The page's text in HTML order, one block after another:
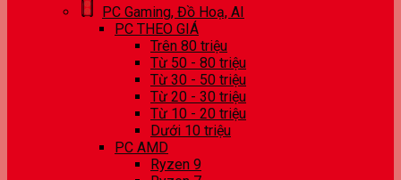
PC Gaming, Đồ Hoạ, AI
PC THEO GIÁ
Trên 80 triệu
Từ 50 - 80 triệu
Từ 30 - 50 triệu
Từ 20 - 30 triệu
Từ 10 - 20 triệu
Dưới 10 triệu
PC AMD
Ryzen 9